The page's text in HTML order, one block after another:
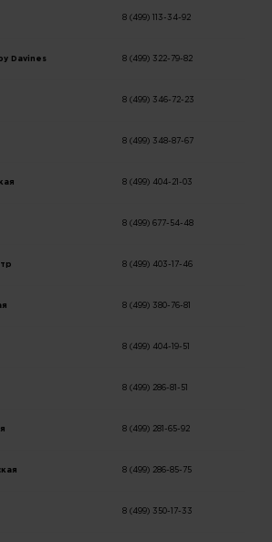
8 (499) 113-34-92
Davines 8 (499) 322-79-82
8 (499) 346-72-23
8 (499) 348-87-67
8 (499) 404-21-03
8 (499) 677-54-48
8 (499) 403-17-46
8 (499) 380-76-81
8 (499) 404-19-51
8 (499) 286-81-51
8 (499) 281-65-92
8 (499) 286-85-75
8 (499) 350-17-33